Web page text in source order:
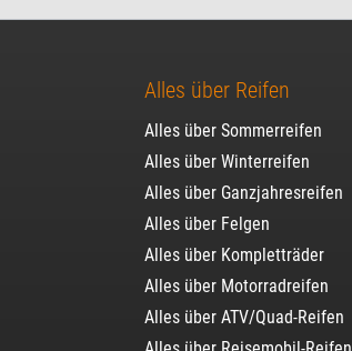
Alles über Reifen
Alles über Sommerreifen
Alles über Winterreifen
Alles über Ganzjahresreifen
Alles über Felgen
Alles über Kompletträder
Alles über Motorradreifen
Alles über ATV/Quad-Reifen